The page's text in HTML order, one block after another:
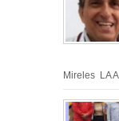
Mireles LA